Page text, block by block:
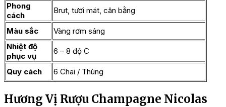
Phong
cách
Brut, tươi mát, cân bằng
Màu sắc
Vàng rơm sáng
Nhiệt độ
phục vụ
6 – 8 độ C
Quy cách 6 Chai / Thùng
Hương Vị Rượu Champagne Nicolas